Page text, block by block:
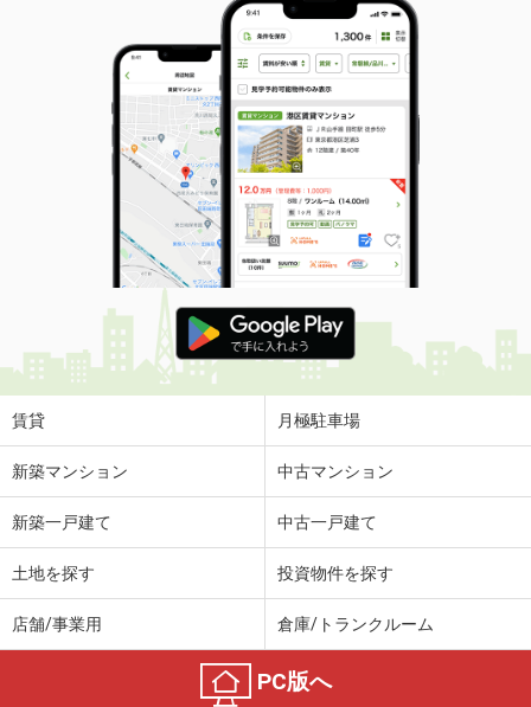
賃貸 月極駐車場
新築マンション 中古マンション
新築一戸建て 中古一戸建て
土地を探す 投資物件を探す
店舗/事業用 倉庫/トランクルーム
PC版へ